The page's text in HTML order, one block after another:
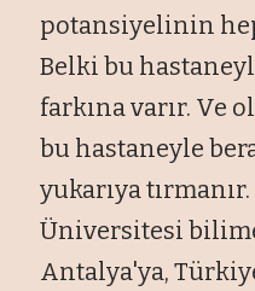
potansiyelinin
Belki bu
farkına varır. Ve
bu hastaneyle
yukarıya
Üniversitesi
Antalya'ya,